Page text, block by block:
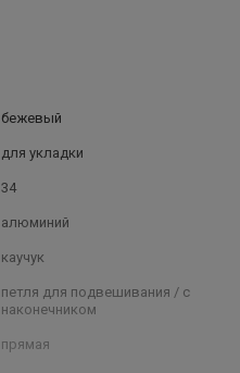
бежевый
для укладки
34
алюминий
каучук
петля для подвешивания / с
наконечником
прямая